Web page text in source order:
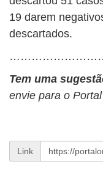
19 darem
descartados.
Tem uma
envie para o
Link